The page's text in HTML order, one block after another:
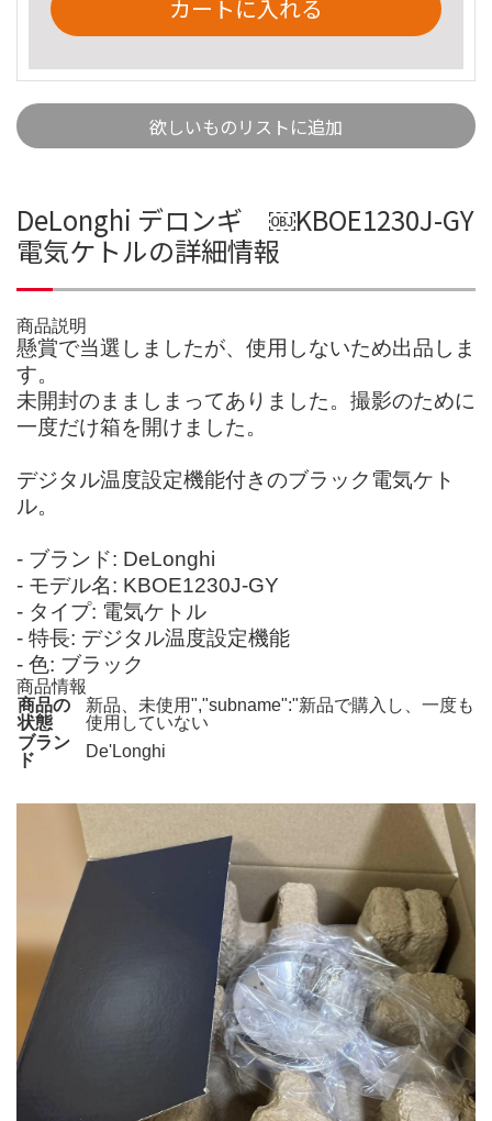
カートに入れる
欲しいものリストに追加
DeLonghi デロンギ ￼KBOE1230J-GY
電気ケトルの詳細情報
商品説明
懸賞で当選しましたが、使用しないため出品しま
す。
未開封のまましまってありました。撮影のために
一度だけ箱を開けました。
デジタル温度設定機能付きのブラック電気ケト
ル。
- ブランド: DeLonghi
- モデル名: KBOE1230J-GY
- タイプ: 電気ケトル
- 特長: デジタル温度設定機能
- 色: ブラック
商品情報
商品の
状態
新品、未使用","subname":"新品で購入し、一度も
使用していない
ブラン
ド
De'Longhi